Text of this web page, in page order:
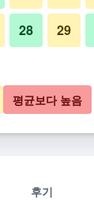
바로 예약
후기
28 29
평균보다 높음